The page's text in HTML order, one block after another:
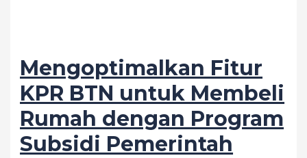
dengan
Skema
Off-
Plan
Mengoptimalkan Fitur
KPR BTN untuk Membeli
Rumah dengan Program
Subsidi Pemerintah